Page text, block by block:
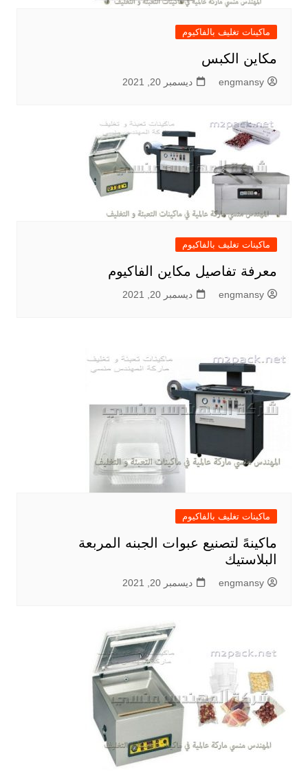
ماكينات تغليف بالفاكيوم
مكاين الكبس
engmansy ديسمبر 20, 2021
ماكينات تغليف بالفاكيوم
معرفة تفاصيل مكاين الفاكيوم
engmansy ديسمبر 20, 2021
ماكينات تغليف بالفاكيوم
ماكينهً لتصنيع عبوات الجبنه المربعة
البلاستيك
engmansy ديسمبر 20, 2021